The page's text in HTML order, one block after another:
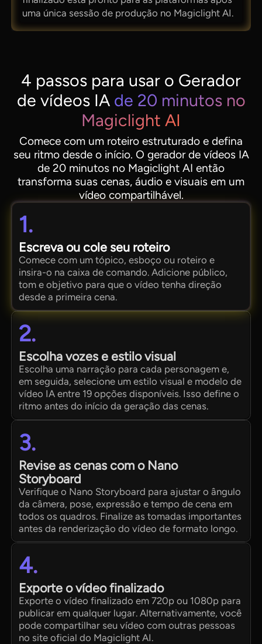
uma única sessão de produção no Magiclight AI.
4 passos para usar o Gerador
de vídeos IAde 20 minutos no
Magiclight AI
Comece com um roteiro estruturado e defina
seu ritmo desde o início. O gerador de vídeos IA
de 20 minutos no Magiclight AI então
transforma suas cenas, áudio e visuais em um
vídeo compartilhável.
1.
Escreva ou cole seu roteiro
Comece com um tópico, esboço ou roteiro e
insira-o na caixa de comando. Adicione público,
tom e objetivo para que o vídeo tenha direção
desde a primeira cena.
2.
Escolha vozes e estilo visual
Escolha uma narração para cada personagem e,
em seguida, selecione um estilo visual e modelo de
vídeo IA entre 19 opções disponíveis. Isso define o
ritmo antes do início da geração das cenas.
3.
Revise as cenas com o Nano
Storyboard
Verifique o Nano Storyboard para ajustar o ângulo
da câmera, pose, expressão e tempo de cena em
todos os quadros. Finalize as tomadas importantes
antes da renderização do vídeo de formato longo.
4.
Exporte o vídeo finalizado
Exporte o vídeo finalizado em 720p ou 1080p para
publicar em qualquer lugar. Alternativamente, você
pode compartilhar seu vídeo com outras pessoas
no site oficial do Magiclight AI.